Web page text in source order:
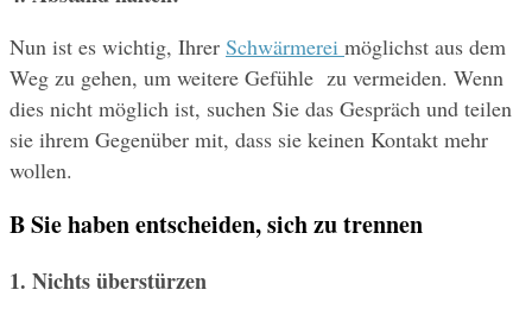
Nun ist es wichtig, Ihrer Schwärmerei möglichst aus dem
Weg zu gehen, um weitere Gefühle  zu vermeiden. Wenn
dies nicht möglich ist, suchen Sie das Gespräch und teilen
sie ihrem Gegenüber mit, dass sie keinen Kontakt mehr
wollen.
B Sie haben entscheiden, sich zu trennen
1. Nichts überstürzen